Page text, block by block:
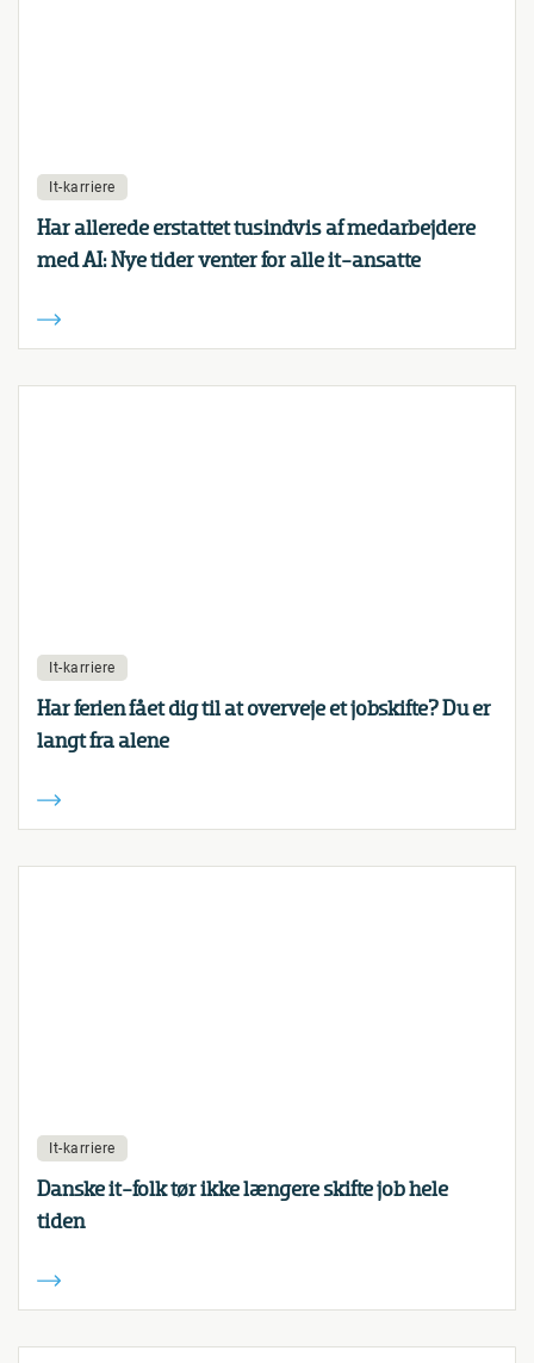
It-karriere
Har allerede erstattet tusindvis af medarbejdere
med AI: Nye tider venter for alle it-ansatte
It-karriere
Har ferien fået dig til at overveje et jobskifte? Du er
langt fra alene
It-karriere
Danske it-folk tør ikke længere skifte job hele
tiden